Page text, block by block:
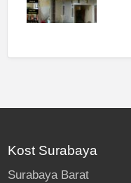
Kost Surabaya
Surabaya Barat